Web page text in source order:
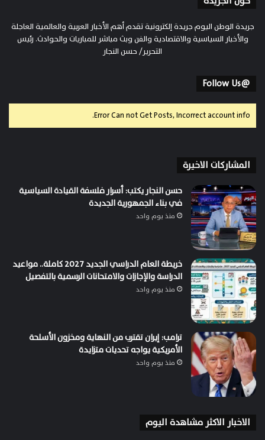
جريدة الوطن اليوم جريدة إلكترونية تقدم أهم الأخبار العربية والعالمية العاجلة
والأخبار السياسية والاقتصادية والفن وبث مباشر للمباريات والحوادث. رئيس
التحرير/ حسن النجار
@Follow Us
Error Can not Get Posts, Incorrect account info.
المشاركات الاخيرة
حسن النجار يكتب: أسرار فلسفة القيادة السياسية
في بناء الجمهورية الجديدة
منذ يوم واحد
خريطة العام الدراسي الجديد 2027 كاملة.. مواعيد
الدراسة والإجازات والامتحانات الرسمية بالتفصيل
منذ يوم واحد
ترامب: إيران تقترب من النهاية ومخزون الأسلحة
الأمريكية يواجه تحديات متزايدة
منذ يوم واحد
الاخبار الاكثر مشاهدة اليوم